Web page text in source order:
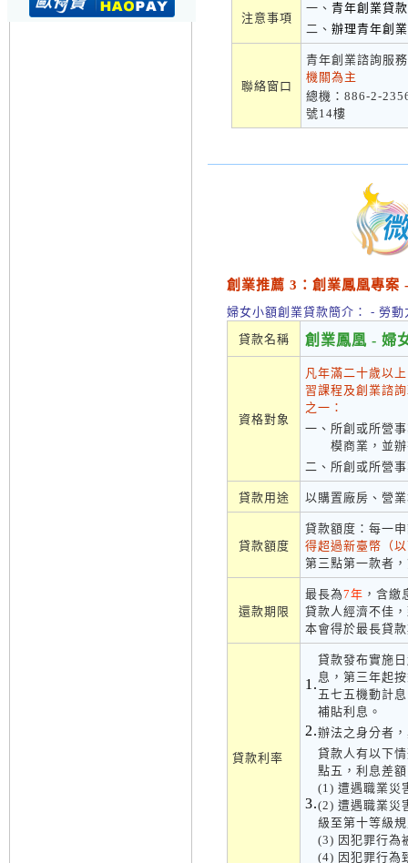
注意事項
一、 青年創業貸
二、 辦理青年創
聯絡窗口
青年創業諮詢服
機關為主
總機：886-2-
號14樓
創業推薦 3：創業鳳凰專案
婦女小額創業貸款簡介： - 勞動
貸款名稱
創業鳳凰 - 婦
資格對象
凡年滿二十歲以
習課程及創業諮
之一：
一、 所創或所營
模商業，並
二、 所創或所營
貸款用途 以購置廠房、營
貸款額度
貸款額度：每一
得超過新臺幣（
第三點第一款者
還款期限
最長為7年 ，含繳
貸款人經濟不佳
本會得於最長貸
貸款利率
1.
貸款發布實施
息，第三年起
五七五機動計
補貼利息。
2.辦法之身分者
3.
貸款人有以下
點五，利息差
(1) 遭遇職業災
(2) 遭遇職業災
級至第十等級
(3) 因犯罪行為
(4) 因犯罪行為